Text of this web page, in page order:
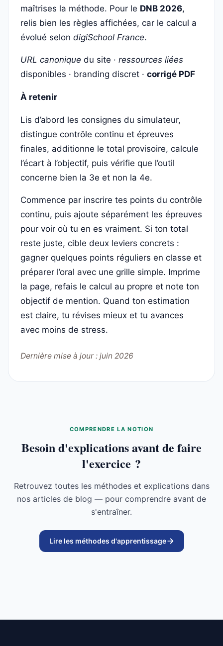
maîtrises la méthode. Pour le DNB 2026,
relis bien les règles affichées, car le calcul a
évolué selon digiSchool France.
URL canonique du site · ressources liées
disponibles · branding discret · corrigé PDF
À retenir
Lis d’abord les consignes du simulateur,
distingue contrôle continu et épreuves
finales, additionne le total provisoire, calcule
l’écart à l’objectif, puis vérifie que l’outil
concerne bien la 3e et non la 4e.
Commence par inscrire tes points du contrôle
continu, puis ajoute séparément les épreuves
pour voir où tu en es vraiment. Si ton total
reste juste, cible deux leviers concrets :
gagner quelques points réguliers en classe et
préparer l’oral avec une grille simple. Imprime
la page, refais le calcul au propre et note ton
objectif de mention. Quand ton estimation
est claire, tu révises mieux et tu avances
avec moins de stress.
Dernière mise à jour : juin 2026
COMPRENDRE LA NOTION
Besoin d'explications avant de faire
l'exercice ?
Retrouvez toutes les méthodes et explications dans
nos articles de blog — pour comprendre avant de
s'entraîner.
Lire les méthodes d'apprentissage